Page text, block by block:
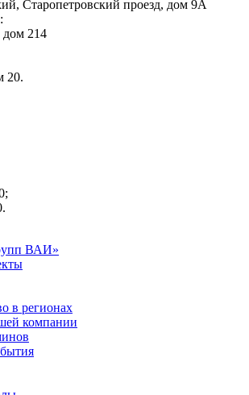
Старопетровский проезд, дом 9А
:
дом 214
20.
ВАИ»
в регионах
компании